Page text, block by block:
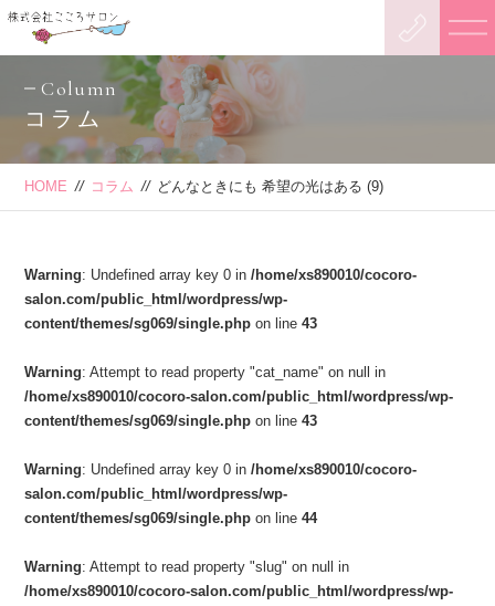
Column
コラム
HOME // コラム // どんなときにも 希望の光はある (9)
Warning: Undefined array key 0 in/home/xs890010/cocoro-
salon.com/public_html/wordpress/wp-
content/themes/sg069/single.php on line43
Warning: Attempt to read property "cat_name" on null in
/home/xs890010/cocoro-salon.com/public_html/wordpress/wp-
content/themes/sg069/single.php on line43
Warning: Undefined array key 0 in/home/xs890010/cocoro-
salon.com/public_html/wordpress/wp-
content/themes/sg069/single.php on line44
Warning: Attempt to read property "slug" on null in
/home/xs890010/cocoro-salon.com/public_html/wordpress/wp-